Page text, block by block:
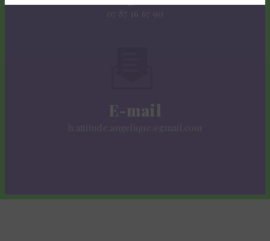
07 87 16 67 90
E-mail
b.attitude.angelique@gmail.com